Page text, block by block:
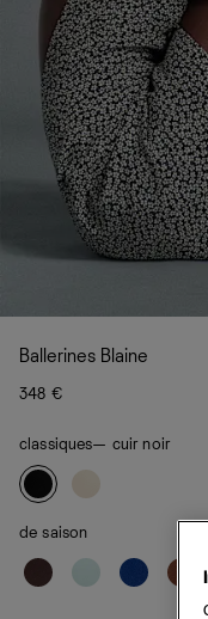
Ballerines Blaine
348 €
classiques— cuir noir
de saison